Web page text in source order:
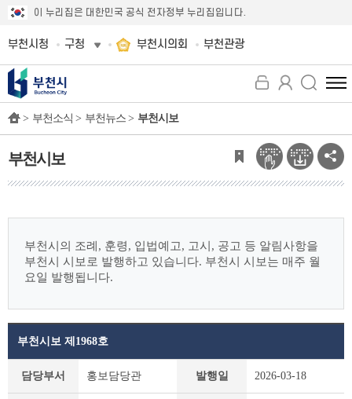
이 누리집은 대한민국 공식 전자정부 누리집입니다.
부천시청 구청 부천시의회 부천관광
전
체
뉴
보
기
> 부천소식 > 부천뉴스 > 부천시보
부천시보
부천시의 조례, 훈령, 입법예고, 고시, 공고 등 알림사항을
부천시 시보로 발행하고 있습니다. 부천시 시보는 매주 월
요일 발행됩니다.
부천시보 제1968호
담당부서 홍보담당관 발행일 2026-03-18